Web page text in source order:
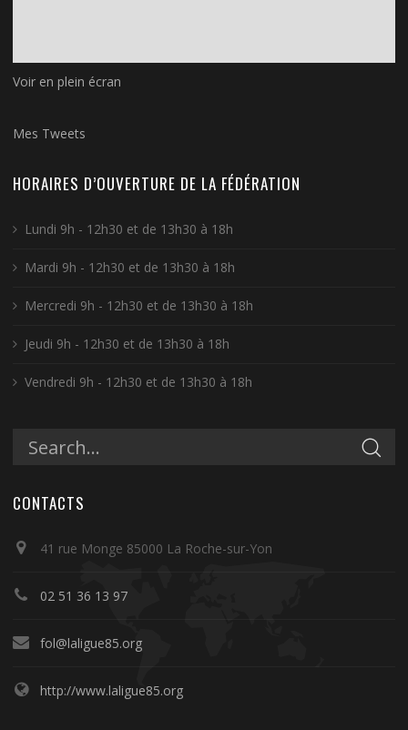
Voir en plein écran
Mes Tweets
HORAIRES D’OUVERTURE DE LA FÉDÉRATION
Lundi 9h - 12h30 et de 13h30 à 18h
Mardi 9h - 12h30 et de 13h30 à 18h
Mercredi 9h - 12h30 et de 13h30 à 18h
Jeudi 9h - 12h30 et de 13h30 à 18h
Vendredi 9h - 12h30 et de 13h30 à 18h
CONTACTS
41 rue Monge 85000 La Roche-sur-Yon
02 51 36 13 97
fol@laligue85.org
http://www.laligue85.org